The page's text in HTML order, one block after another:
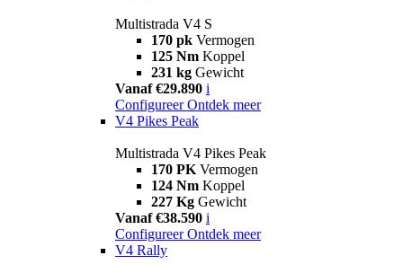
Multistrada V4 S
170 pk Vermogen
125 Nm Koppel
231 kg Gewicht
Vanaf €29.890 i
Configureer Ontdek meer
V4 Pikes Peak
Multistrada V4 Pikes Peak
170 PK Vermogen
124 Nm Koppel
227 Kg Gewicht
Vanaf €38.590 i
Configureer Ontdek meer
V4 Rally